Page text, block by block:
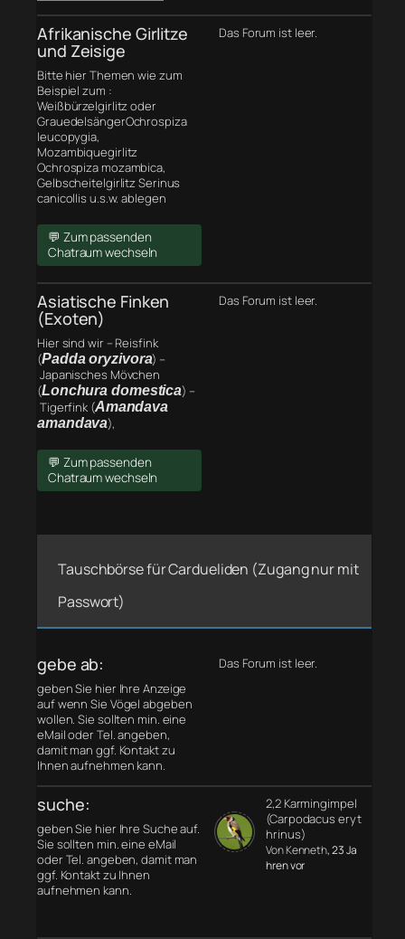
Afrikanische Girlitze
und Zeisige
Bitte hier Themen wie zum
Beispiel zum :
Weißbürzelgirlitz oder
GrauedelsängerOchrospiza
leucopygia,
Mozambiquegirlitz
Ochrospiza mozambica,
Gelbscheitelgirlitz Serinus
canicollis u.s.w. ablegen
💬 Zum passenden
Chatraum wechseln
Das Forum ist leer.
Asiatische Finken
(Exoten)
Hier sind wir – Reisfink
(Padda oryzivora) –
Japanisches Mövchen
(Lonchura domestica) –
Tigerfink (Amandava
amandava),
💬 Zum passenden
Chatraum wechseln
Das Forum ist leer.
Tauschbörse für Cardueliden (Zugang nur mit
Passwort)
gebe ab:
geben Sie hier Ihre Anzeige
auf wenn Sie Vögel abgeben
wollen. Sie sollten min. eine
eMail oder Tel. angeben,
damit man ggf. Kontakt zu
Ihnen aufnehmen kann.
Das Forum ist leer.
suche:
geben Sie hier Ihre Suche auf.
Sie sollten min. eine eMail
oder Tel. angeben, damit man
ggf. Kontakt zu Ihnen
aufnehmen kann.
2,2 Karmingimpel
(Carpodacus eryt
hrinus)
Von Kenneth, 23 Ja
hren vor